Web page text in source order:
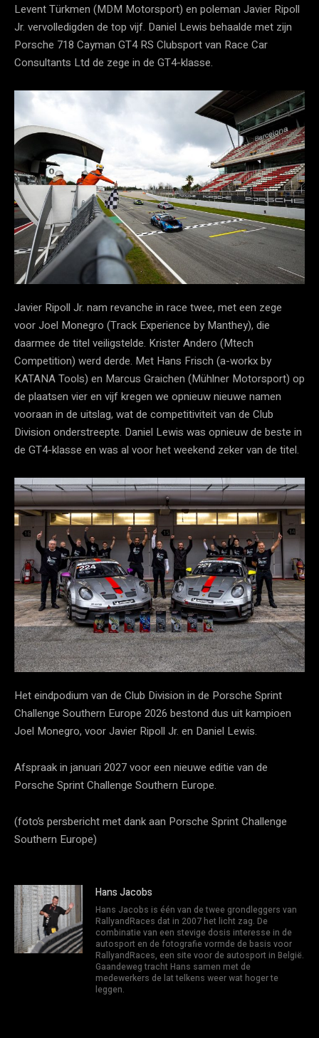
Levent Türkmen (MDM Motorsport) en poleman Javier Ripoll
Jr. vervolledigden de top vijf. Daniel Lewis behaalde met zijn
Porsche 718 Cayman GT4 RS Clubsport van Race Car
Consultants Ltd de zege in de GT4-klasse.
Javier Ripoll Jr. nam revanche in race twee, met een zege
voor Joel Monegro (Track Experience by Manthey), die
daarmee de titel veiligstelde. Krister Andero (Mtech
Competition) werd derde. Met Hans Frisch (a-workx by
KATANA Tools) en Marcus Graichen (Mühlner Motorsport) op
de plaatsen vier en vijf kregen we opnieuw nieuwe namen
vooraan in de uitslag, wat de competitiviteit van de Club
Division onderstreepte. Daniel Lewis was opnieuw de beste in
de GT4-klasse en was al voor het weekend zeker van de titel.
Het eindpodium van de Club Division in de Porsche Sprint
Challenge Southern Europe 2026 bestond dus uit kampioen
Joel Monegro, voor Javier Ripoll Jr. en Daniel Lewis.
Afspraak in januari 2027 voor een nieuwe editie van de
Porsche Sprint Challenge Southern Europe.
(foto’s persbericht met dank aan Porsche Sprint Challenge
Southern Europe)
Hans Jacobs
Hans Jacobs is één van de twee grondleggers van
RallyandRaces dat in 2007 het licht zag. De
combinatie van een stevige dosis interesse in de
autosport en de fotografie vormde de basis voor
RallyandRaces, een site voor de autosport in België.
Gaandeweg tracht Hans samen met de
medewerkers de lat telkens weer wat hoger te
leggen.